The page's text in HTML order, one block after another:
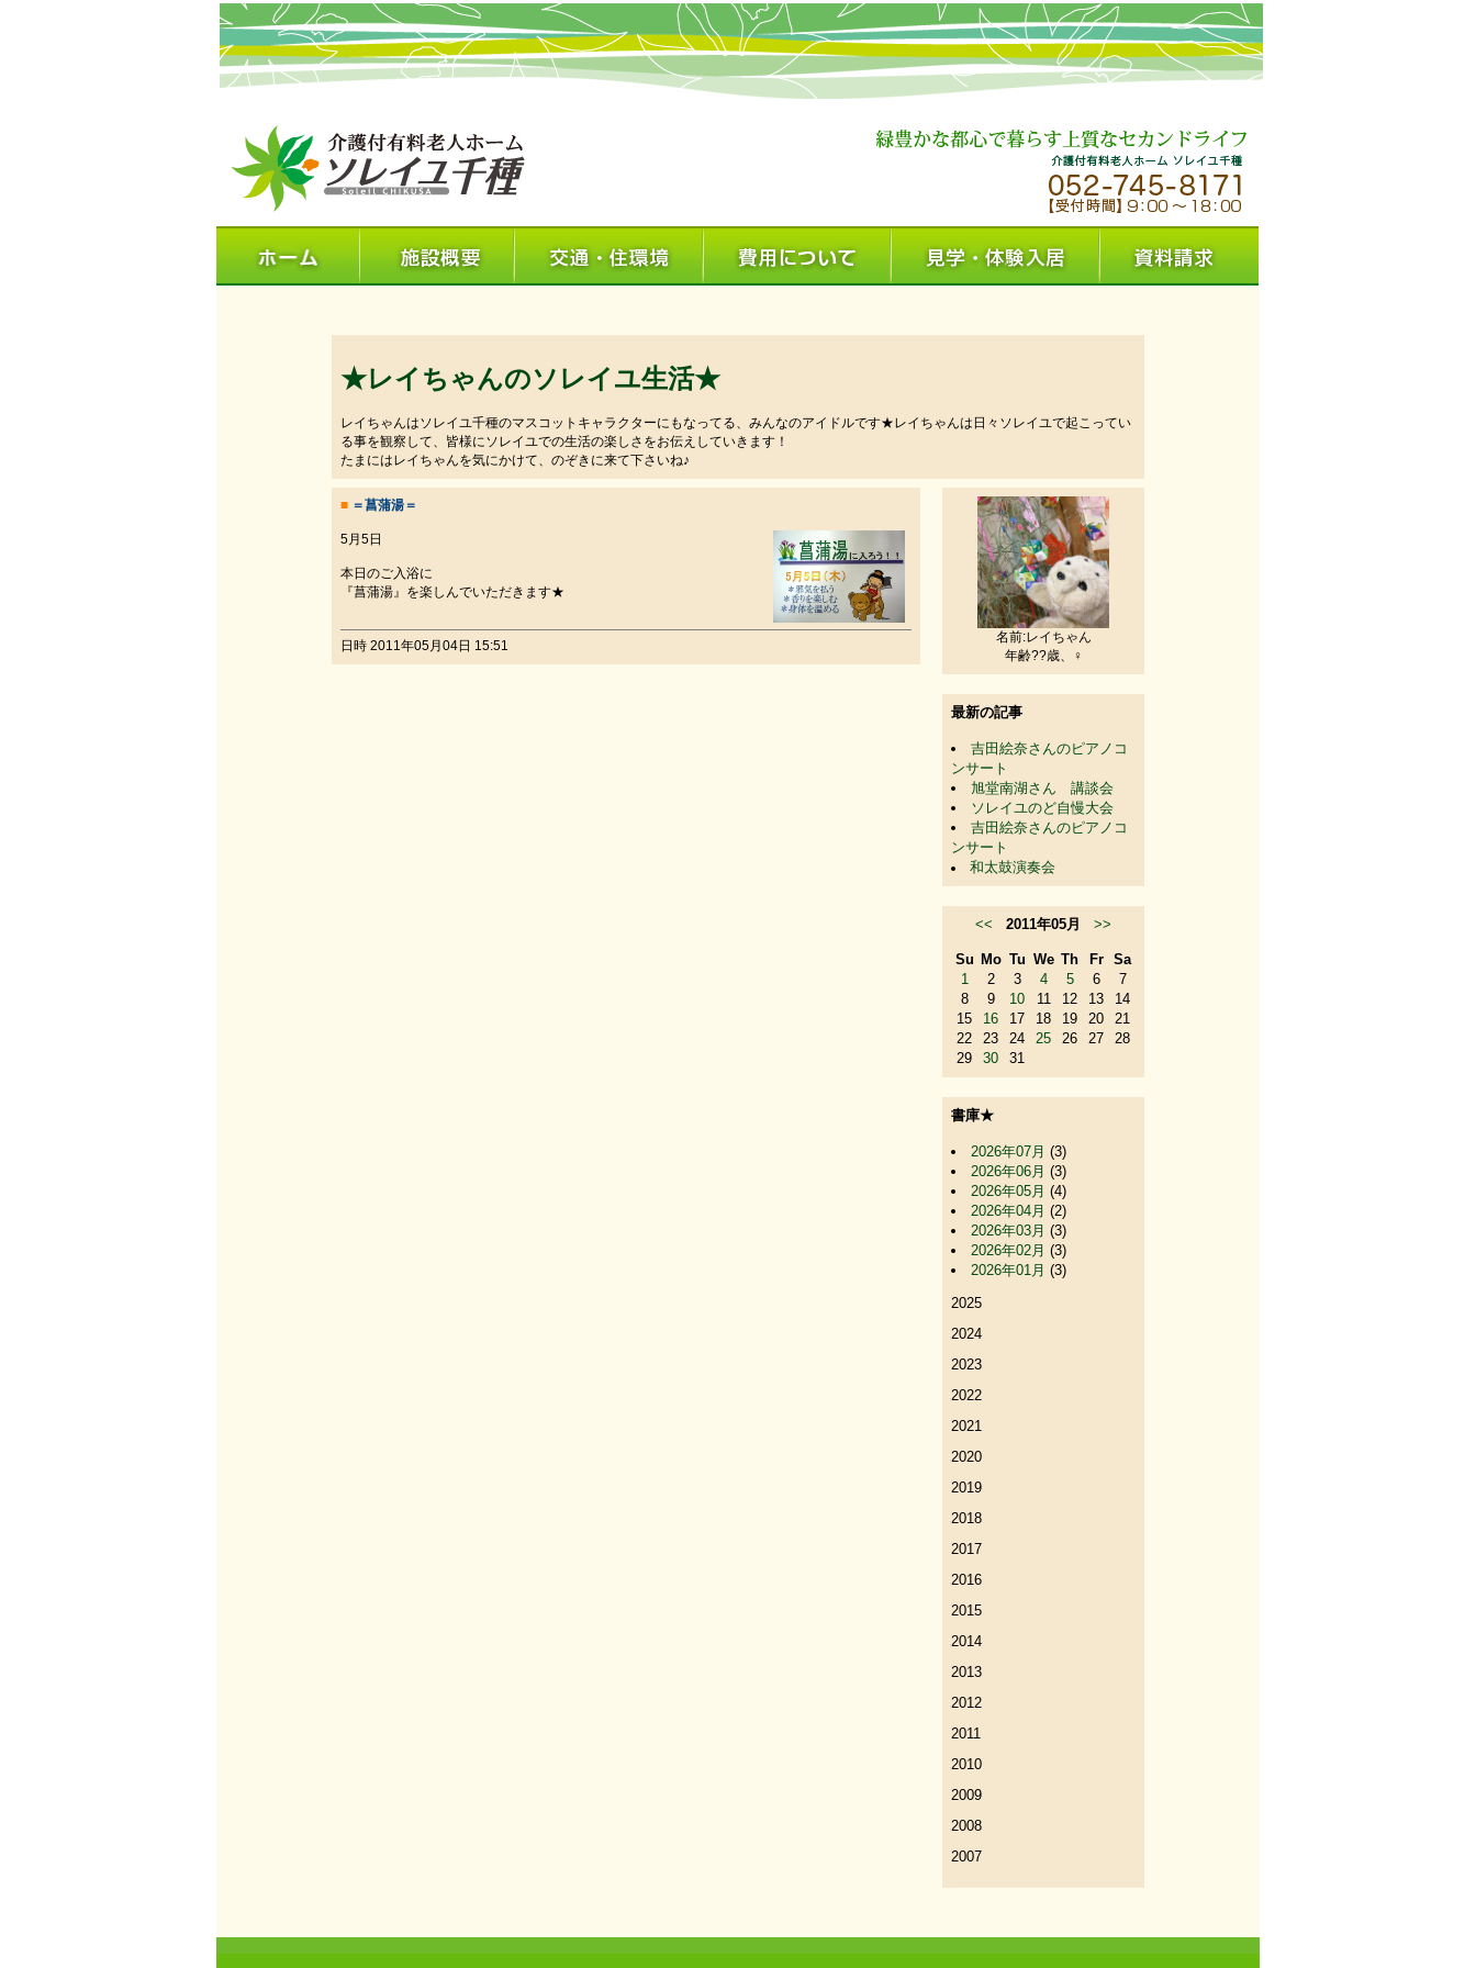
★レイちゃんのソレイユ生活★
レイちゃんはソレイユ千種のマスコットキャラクターにもなってる、みんなのアイドルです★レイちゃんは日々ソレイユで起こってい
る事を観察して、皆様にソレイユでの生活の楽しさをお伝えしていきます！
たまにはレイちゃんを気にかけて、のぞきに来て下さいね♪
■ ＝菖蒲湯＝
5月5日
本日のご入浴に
『菖蒲湯』を楽しんでいただきます★
日時 2011年05月04日 15:51
名前:レイちゃん
年齢??歳、♀
最新の記事
吉田絵奈さんのピアノコ
ンサート
旭堂南湖さん 講談会
ソレイユのど自慢大会
吉田絵奈さんのピアノコ
ンサート
和太鼓演奏会
<< 2011年05月 >>
Su Mo Tu We Th Fr
Sa
1
2 3 4 5 6
7
8
9 10 11 12 13
14
15
16 17 18 19 20
21
22
23 24 25 26 27
28
29
30 31
書庫★
2026年07月 (3)
2026年06月 (3)
2026年05月 (4)
2026年04月 (2)
2026年03月 (3)
2026年02月 (3)
2026年01月 (3)
2025
2024
2023
2022
2021
2020
2019
2018
2017
2016
2015
2014
2013
2012
2011
2010
2009
2008
2007